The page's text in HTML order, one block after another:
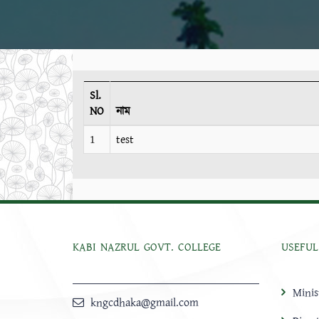
Sl.
NO
নাম
1
test
KABI NAZRUL GOVT. COLLEGE
kngcdhaka@gmail.com